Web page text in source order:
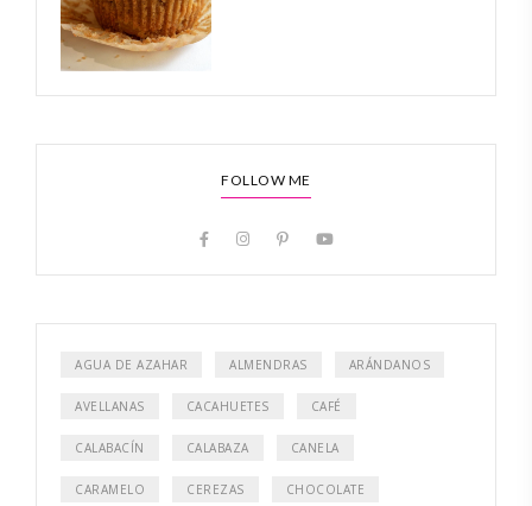
FOLLOW ME
AGUA DE AZAHAR ALMENDRAS ARÁNDANOS
AVELLANAS CACAHUETES CAFÉ
CALABACÍN CALABAZA CANELA
CARAMELO CEREZAS CHOCOLATE